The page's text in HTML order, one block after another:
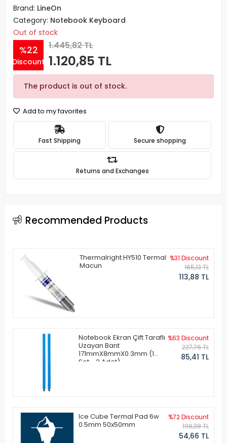
Brand: LineOn
Category: Notebook Keyboard
Out of stock
%22
Discount
1.445,82 TL
1.120,85 TL
The product is out of stock.
Add to my favorites
Fast Shipping Secure shopping
Returns and Exchanges
Recommended Products
Thermalright HY510 Termal
Macun
%31 Discount
165,13 TL
113,88 TL
Notebook Ekran Çift Taraflı
Uzayan Bant
171mmX8mmX0.3mm (1
Set - 2 Adet)
%63 Discount
227,76 TL
85,41 TL
Ice Cube Termal Pad 6w
0.5mm 50x50mm
%72 Discount
198,38 TL
54,66 TL